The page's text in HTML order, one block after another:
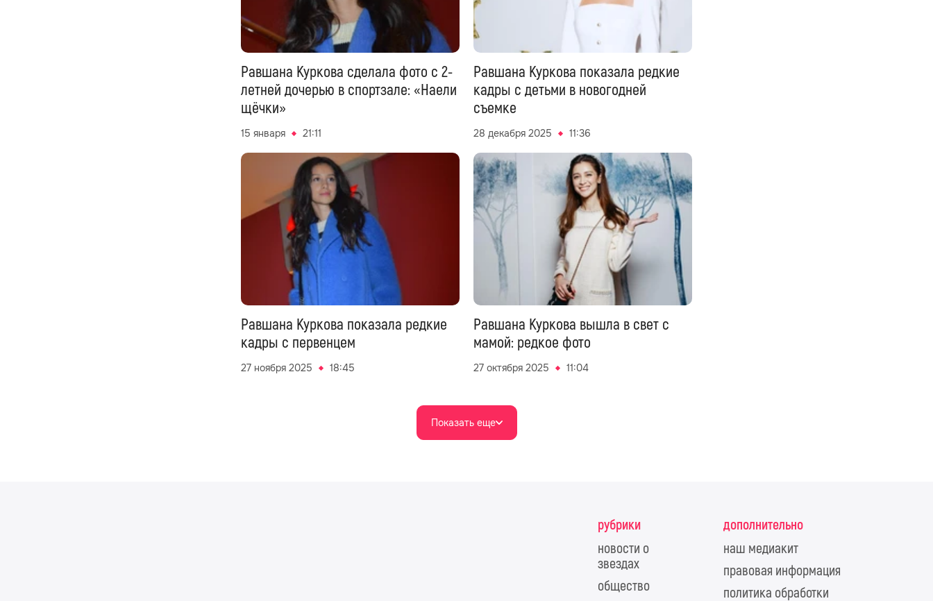
Равшана Куркова сделала фото с 2-
летней дочерью в спортзале: «Наели
щёчки»
15 января 21:11
Равшана Куркова показала редкие
кадры с детьми в новогодней
съемке
28 декабря 2025 11:36
Равшана Куркова показала редкие
кадры с первенцем
27 ноября 2025 18:45
Равшана Куркова вышла в свет с
мамой: редкое фото
27 октября 2025 11:04
Показать еще
рубрики
новости о
звездах
общество
дополнительно
наш медиакит
правовая информация
политика обработки